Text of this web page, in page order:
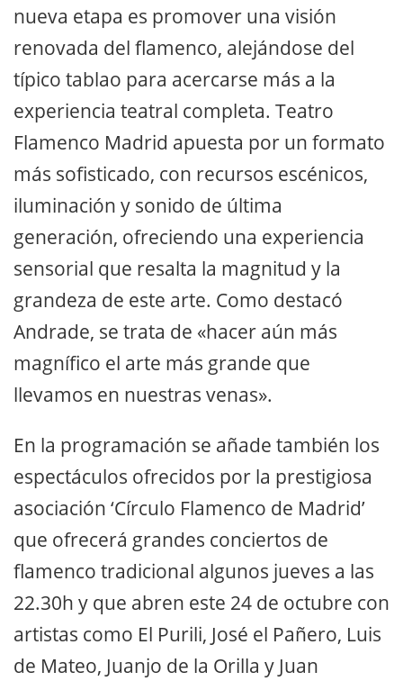
nueva etapa es promover una visión
renovada del flamenco, alejándose del
típico tablao para acercarse más a la
experiencia teatral completa. Teatro
Flamenco Madrid apuesta por un formato
más sofisticado, con recursos escénicos,
iluminación y sonido de última
generación, ofreciendo una experiencia
sensorial que resalta la magnitud y la
grandeza de este arte. Como destacó
Andrade, se trata de «hacer aún más
magnífico el arte más grande que
llevamos en nuestras venas».
En la programación se añade también los
espectáculos ofrecidos por la prestigiosa
asociación ‘Círculo Flamenco de Madrid’
que ofrecerá grandes conciertos de
flamenco tradicional algunos jueves a las
22.30h y que abren este 24 de octubre con
artistas como El Purili, José el Pañero, Luis
de Mateo, Juanjo de la Orilla y Juan